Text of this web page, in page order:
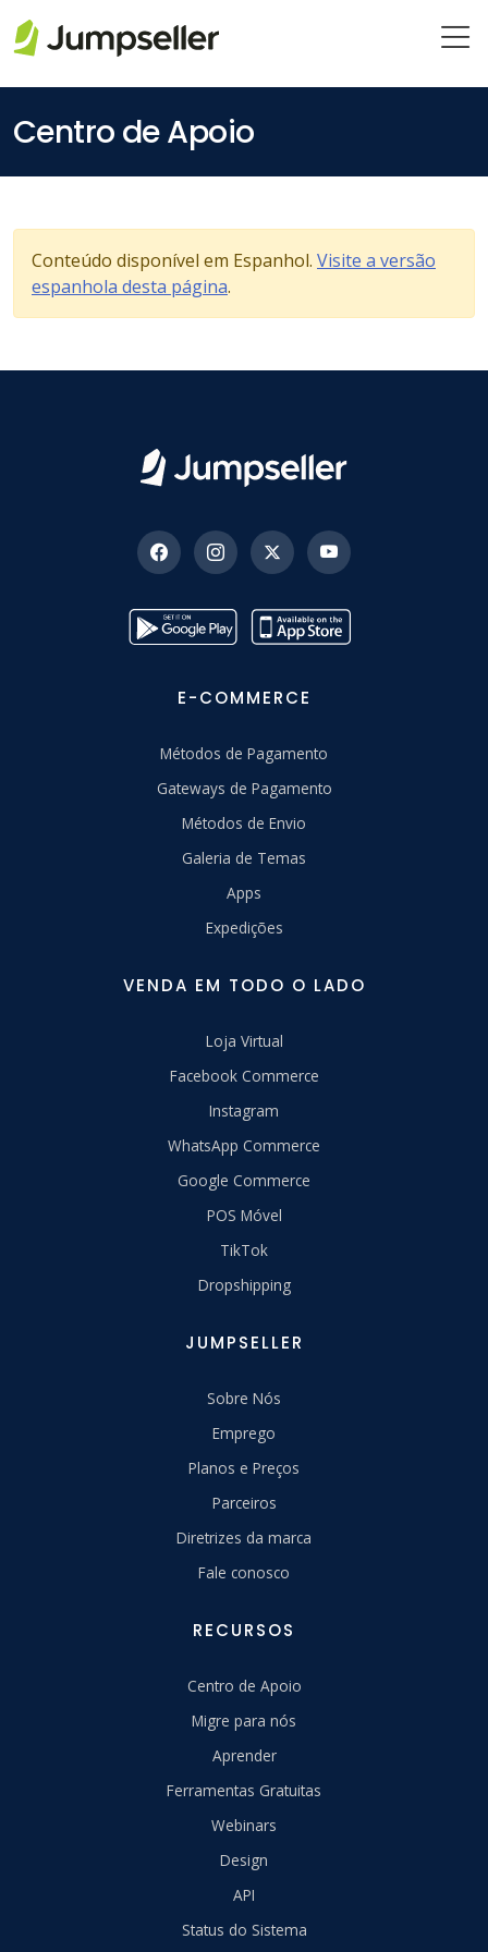
Centro de Apoio
Conteúdo disponível em Espanhol. Visite a versão
espanhola desta página.
E-COMMERCE
Métodos de Pagamento
Gateways de Pagamento
Métodos de Envio
Galeria de Temas
Apps
Expedições
VENDA EM TODO O LADO
Loja Virtual
Facebook Commerce
Instagram
WhatsApp Commerce
Google Commerce
POS Móvel
TikTok
Dropshipping
JUMPSELLER
Sobre Nós
Emprego
Planos e Preços
Parceiros
Diretrizes da marca
Fale conosco
RECURSOS
Centro de Apoio
Migre para nós
Aprender
Ferramentas Gratuitas
Webinars
Design
API
Status do Sistema